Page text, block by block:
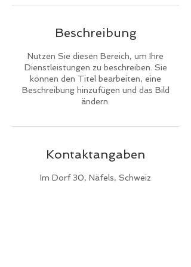
Beschreibung
Nutzen Sie diesen Bereich, um Ihre
Dienstleistungen zu beschreiben. Sie
können den Titel bearbeiten, eine
Beschreibung hinzufügen und das Bild
ändern.
Kontaktangaben
Im Dorf 30, Näfels, Schweiz